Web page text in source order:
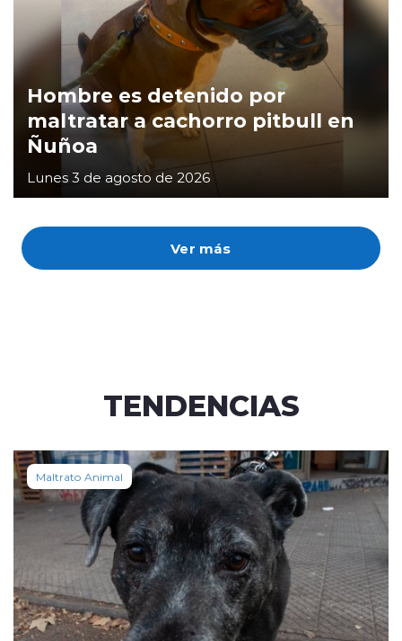
Ver más
Hombre es detenido por
maltratar a cachorro pitbull en
Ñuñoa
Lunes 3 de agosto de 2026
TENDENCIAS
Maltrato Animal